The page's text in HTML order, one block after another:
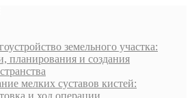
земельного участка:
планирования и создания
мелких суставов кистей:
и ход операции